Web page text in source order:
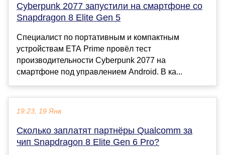
Cyberpunk 2077 запустили на смартфоне со
Snapdragon 8 Elite Gen 5
Специалист по портативным и компактным
устройствам ETA Prime провёл тест
производительности Cyberpunk 2077 на
смартфоне под управлением Android. В ка...
19:23, 19 Янв
Сколько заплатят партнёры Qualcomm за
чип Snapdragon 8 Elite Gen 6 Pro?